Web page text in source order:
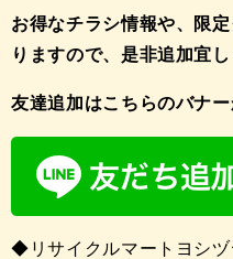
お得なチラシ情報や、限
りますので、是非追加宜
友達追加はこちらのバナ
◆リサイクルマートヨシヅ